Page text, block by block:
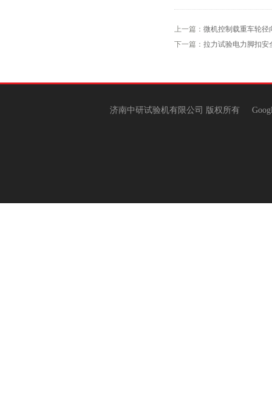
上一篇： 微机控制载重车轮径
下一篇： 拉力试验电力脚扣安
济南中研试验机有限公司 版权所有